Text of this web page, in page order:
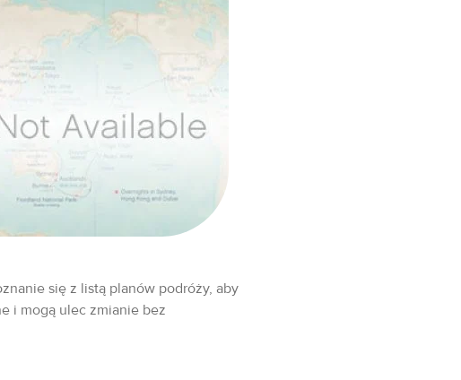
się z listą planów podróży, aby
i mogą ulec zmianie bez